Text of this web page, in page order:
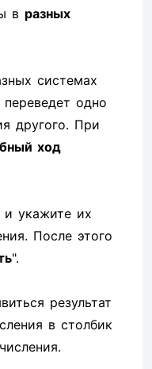
в разных
системах
переведет одно
другого. При
ход
и укажите их
После этого
".
результат
в столбик